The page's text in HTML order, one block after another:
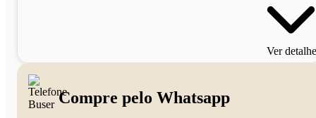
Ver
Compre pelo Whatsapp